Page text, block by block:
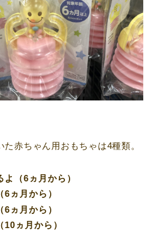
赤ちゃん用おもちゃは4種類。
（6ヵ月から）
ヵ月から）
ヵ月から）
ヵ月から）